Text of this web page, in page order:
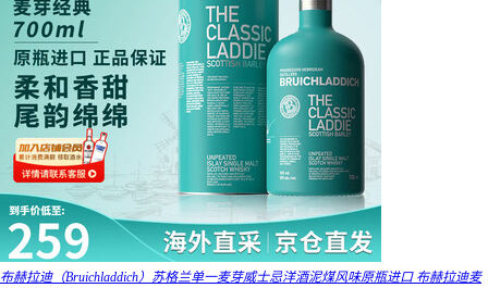
布赫拉迪（Bruichladdich）苏格兰单一麦芽威士忌洋酒泥煤风味原瓶进口 布赫拉迪麦